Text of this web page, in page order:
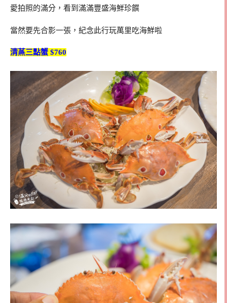
愛拍照的滿分，看到滿滿豐盛海鮮珍饌
當然要先合影一張，紀念此行玩萬里吃海鮮啦
清蒸三點蟹 $760